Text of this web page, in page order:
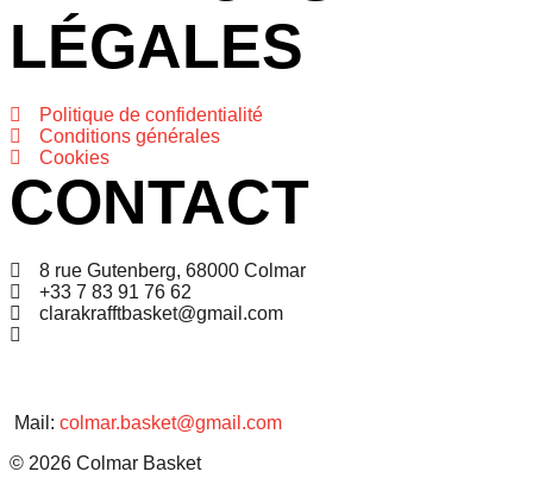
LÉGALES
Politique de confidentialité
Conditions générales
Cookies
CONTACT
8 rue Gutenberg, 68000 Colmar
+33 7 83 91 76 62
clarakrafftbasket@gmail.com
Mail: colmar.basket@gmail.com
© 2026 Colmar Basket